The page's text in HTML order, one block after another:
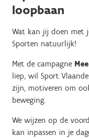
loopbaan
Wat kan jij doen met
Sporten natuurlijk!
Met de campagne
liep, wil Sport
zijn, motiveren om
beweging.
We wijzen op de
kan inpassen in je